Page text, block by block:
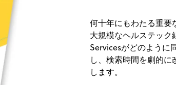
何十年にもわたる重要
大規模なヘルステッ
Servicesがどのように
し、検索時間を劇的
します。